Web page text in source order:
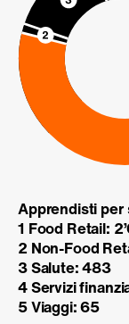
Apprendisti
1 Food Retail:
2 Non-Food
3 Salute: 483
4 Servizi
5 Viaggi: 65